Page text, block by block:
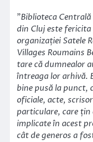
”Biblioteca
din Cluj este fericita
organizației Satele
Villages Roumains
tare că dumnealor
întreaga lor arhivă.
bine pusă la punct,
oficiale, acte,
particulare, care țin
implicate în acest
cât de generos a